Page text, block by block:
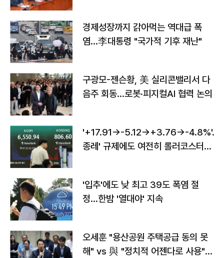
경제성장까지 갉아먹는 역대급 폭
염…李대통령 "국가적 기후 재난"
구광모-젠슨황, 美 실리콘밸리서 다
음주 회동…로봇·피지컬AI 협력 논의
'+17.91→-5.12→+3.76→-4.8%'…'
종레' 규제에도 여전히 롤러코스터
'입추'에도 낮 최고 39도 폭염 절
정…한밤 '열대야' 지속
오세훈 "용산공원 주택공급 동의 못
해" vs 與 "정치적 어젠다로 사용"